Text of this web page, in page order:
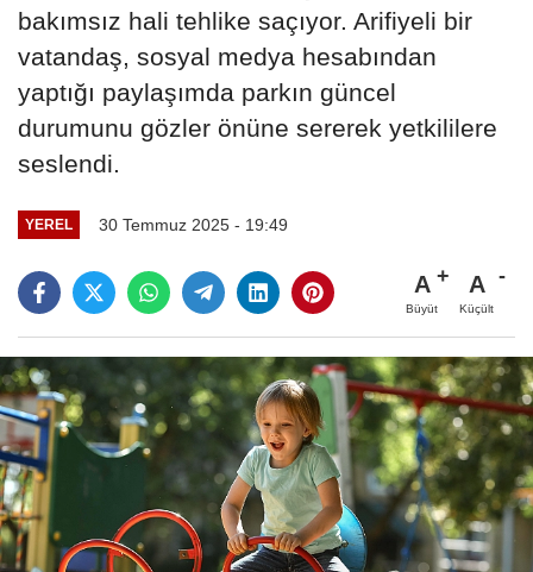
bakımsız hali tehlike saçıyor. Arifiyeli bir
vatandaş, sosyal medya hesabından
yaptığı paylaşımda parkın güncel
durumunu gözler önüne sererek yetkililere
seslendi.
YEREL 30 Temmuz 2025 - 19:49
A
Büyüt
A
Küçült